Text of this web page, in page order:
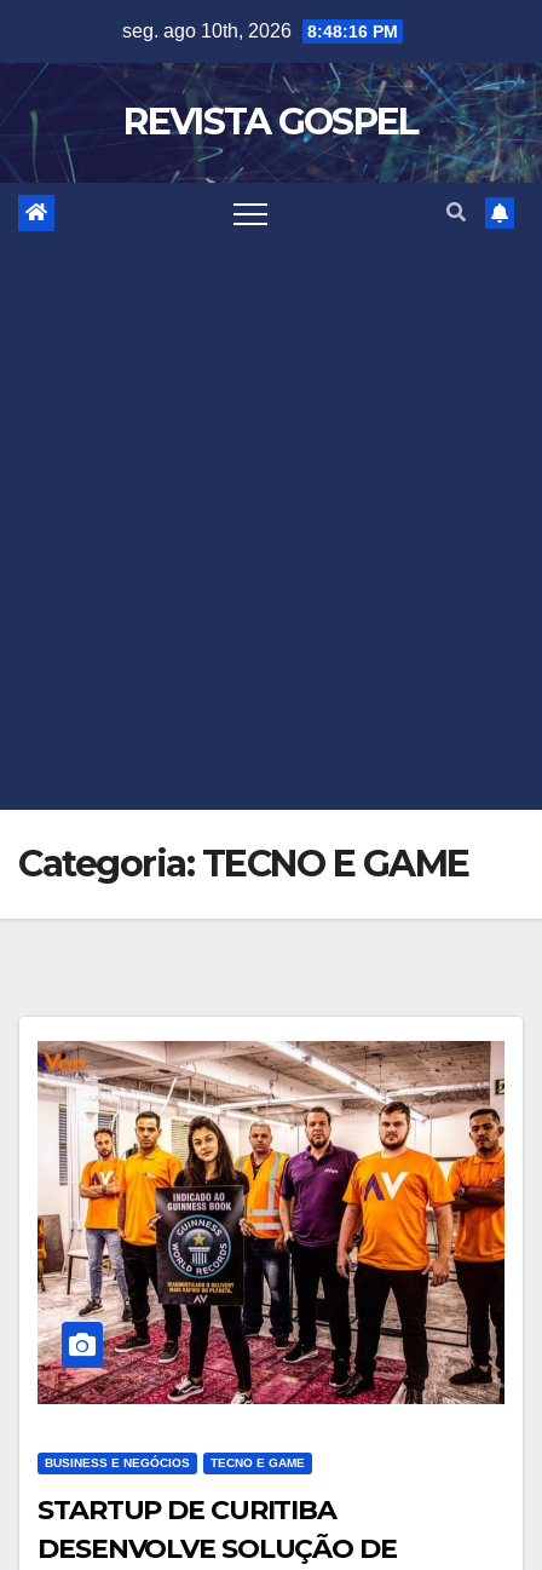
content
seg. ago 10th, 2026 8:48:17 PM
REVISTA GOSPEL
Categoria: TECNO E GAME
BUSINESS E NEGÓCIOS TECNO E GAME
STARTUP DE CURITIBA
DESENVOLVE SOLUÇÃO DE